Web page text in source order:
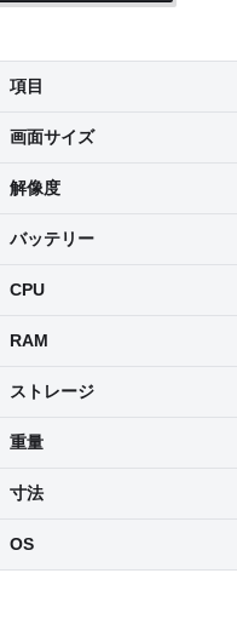
項目
画面サイズ
解像度
バッテリー
CPU
RAM
ストレージ
重量
寸法
OS